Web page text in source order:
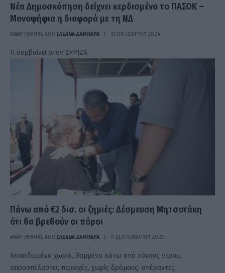
Νέα Δημοσκόπηση δείχνει κερδισμένο το ΠΑΣΟΚ –
Μονοψήφια η διαφορά με τη ΝΔ
ΑΝΑΡΤΗΘΗΚΕ ΑΠΟ ΕΛΕΑΝΑ ΖΑΜΠΑΡΑ 21 ΟΚΤΩΒΡΊΟΥ 2024
Τι συμβαίνει στον ΣΥΡΙΖΑ
Πάνω από €2 δισ. οι ζημιές: Δέσμευση Μητσοτάκη
ότι θα βρεθούν οι πόροι
ΑΝΑΡΤΗΘΗΚΕ ΑΠΟ ΕΛΕΑΝΑ ΖΑΜΠΑΡΑ 9 ΣΕΠΤΕΜΒΡΊΟΥ 2023
Ισοπεδωμένα χωριά, θαμμένα κάτω από τόνους νερού,
απροσπέλαστες περιοχές, χωρίς δρόμους, απέραντες